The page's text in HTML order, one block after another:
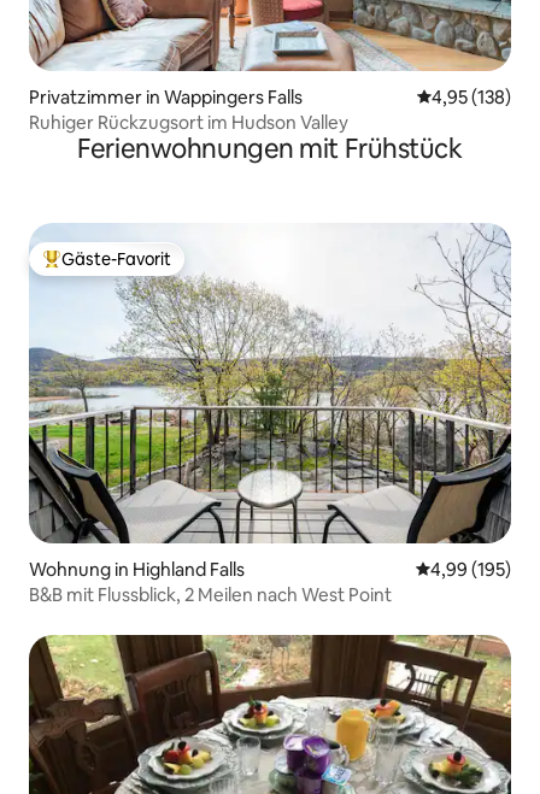
Privatzimmer in Wappingers Falls
4,95 (138)
Ruhiger Rückzugsort im Hudson Valley
Ferienwohnungen mit Frühstück
Beliebter Gäste-Favorit.
Gäste-Favorit
Wohnung in Highland Falls
4,99 (195)
B&B mit Flussblick, 2 Meilen nach West Point